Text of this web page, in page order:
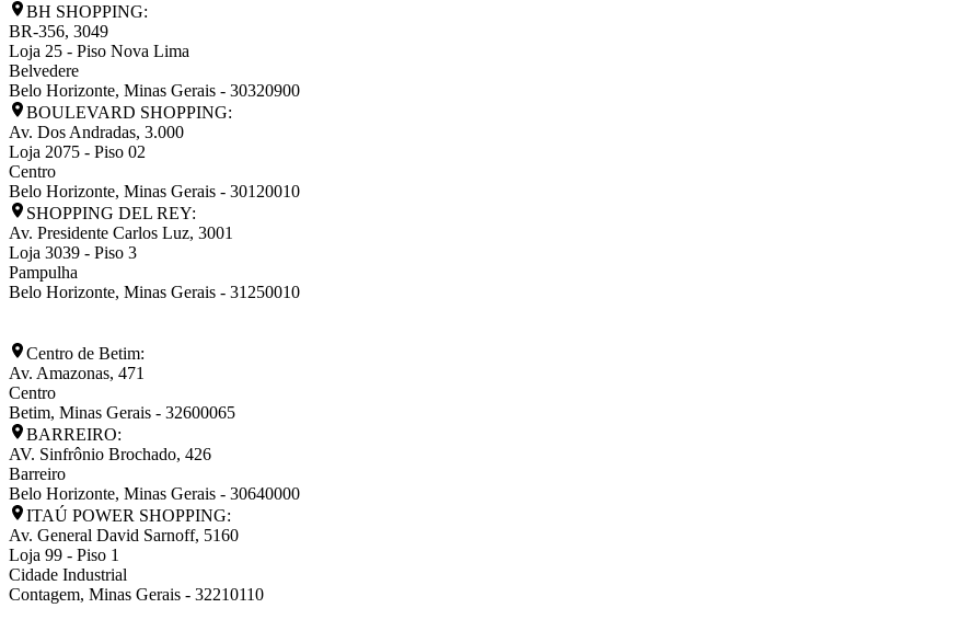
BH SHOPPING:
BR-356, 3049
Loja 25 - Piso Nova Lima
Belvedere
Belo Horizonte, Minas Gerais - 30320900
BOULEVARD SHOPPING:
Av. Dos Andradas, 3.000
Loja 2075 - Piso 02
Centro
Belo Horizonte, Minas Gerais - 30120010
SHOPPING DEL REY:
Av. Presidente Carlos Luz, 3001
Loja 3039 - Piso 3
Pampulha
Belo Horizonte, Minas Gerais - 31250010
Centro de Betim:
Av. Amazonas, 471
Centro
Betim, Minas Gerais - 32600065
BARREIRO:
AV. Sinfrônio Brochado, 426
Barreiro
Belo Horizonte, Minas Gerais - 30640000
ITAÚ POWER SHOPPING:
Av. General David Sarnoff, 5160
Loja 99 - Piso 1
Cidade Industrial
Contagem, Minas Gerais - 32210110